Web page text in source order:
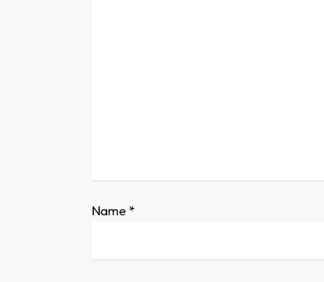
o
Name *